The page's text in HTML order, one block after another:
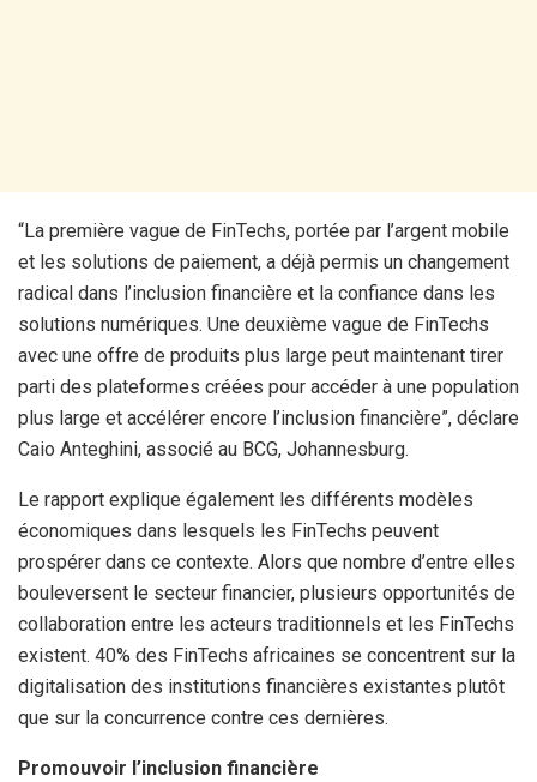
“La première vague de FinTechs, portée par l’argent mobile
et les solutions de paiement, a déjà permis un changement
radical dans l’inclusion financière et la confiance dans les
solutions numériques. Une deuxième vague de FinTechs
avec une offre de produits plus large peut maintenant tirer
parti des plateformes créées pour accéder à une population
plus large et accélérer encore l’inclusion financière”, déclare
Caio Anteghini, associé au BCG, Johannesburg.
Le rapport explique également les différents modèles
économiques dans lesquels les FinTechs peuvent
prospérer dans ce contexte. Alors que nombre d’entre elles
bouleversent le secteur financier, plusieurs opportunités de
collaboration entre les acteurs traditionnels et les FinTechs
existent. 40% des FinTechs africaines se concentrent sur la
digitalisation des institutions financières existantes plutôt
que sur la concurrence contre ces dernières.
Promouvoir l’inclusion financière